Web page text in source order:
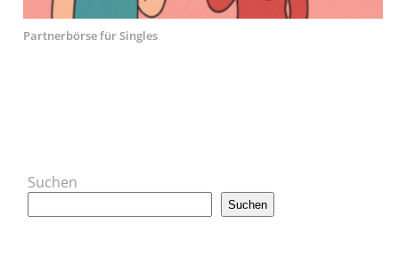
Partnerbörse für Singles
Suchen
Suchen